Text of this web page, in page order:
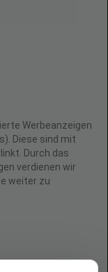
Werbeanzeigen
Diese sind mit
Durch das
verdienen wir
weiter zu